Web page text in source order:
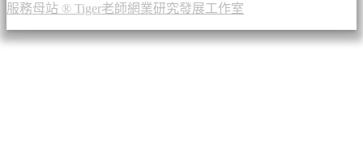
服務母站 ® Tiger老師網業研究發展工作室